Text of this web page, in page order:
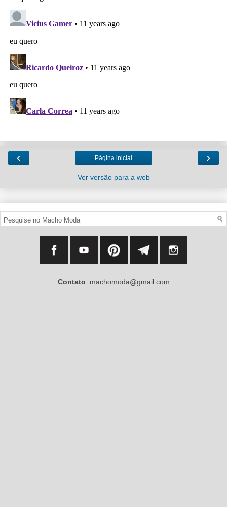
‹ ›
Página inicial
Ver versão para a web
Contato: machomoda@gmail.com